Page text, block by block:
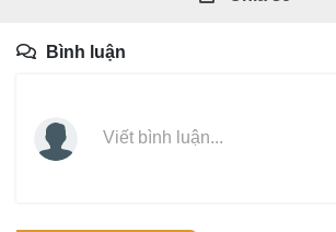
Bình luận
Viết bình luận...